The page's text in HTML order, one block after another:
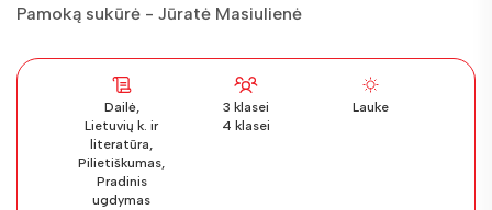
Pamoką sukūrė - Jūratė Masiulienė
Dailė,
Lietuvių k. ir
literatūra,
Pilietiškumas,
Pradinis
ugdymas
3 klasei
4 klasei
Lauke